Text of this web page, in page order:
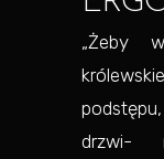
„Żeby
drzwi-